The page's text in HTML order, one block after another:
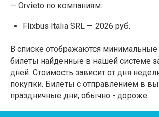
— Orvieto по компаниям:
Flixbus Italia SRL — 2026 руб.
В списке отображаются
билеты найденные в нашей системе
дней. Стоимость зависит от дня
покупки. Билеты с отправлением в
праздничные дни, обычно - дороже.